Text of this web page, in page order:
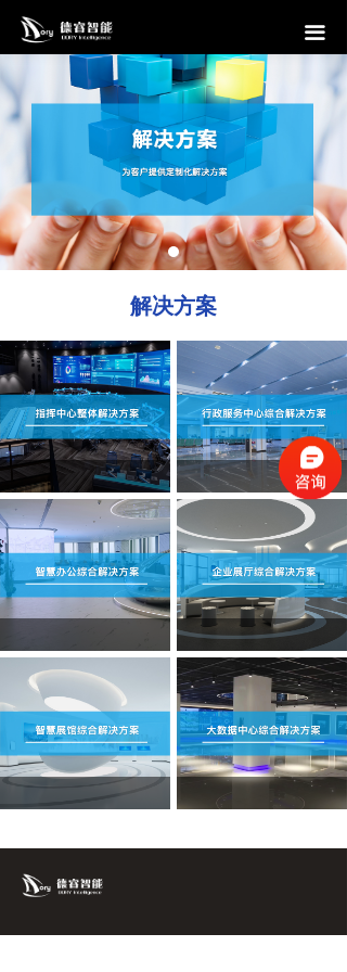
끀
首页
信息发布系统
会议预约系统
访客管理系统
互动滑轨屏
中控系统
案例
公司介绍
解决方案